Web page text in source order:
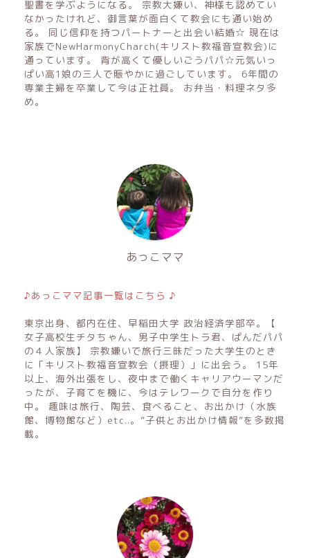
聖書を学ぶようになる。 宗教大嫌い、神様も認めてい
なかったけれど、御言葉が面白くて教会にも通い始め
る。 同じ信仰を持つパートナーと出会い結婚☆ 現在は
家族でNewHarmonyCharch(キリスト教福音宣教会)に
通っています。 背が高くて優しいごうパパ☆元気いっ
ぱい高1娘の三人で賑やかに過ごしています。 6年間の
専業主婦を卒業して今は正社員。 お弁当・料理ネタ多
め。
あっこママ
♪あっこママ記事一覧はこちら ♪
東京出身、都内在住、早稲田大学 政治経済学部卒。【
女子高校生チタちゃん、男子中学生トラ君、ぱんだパパ
の４人家族】 宗教嫌いで旅行三昧だった大学生のとき
に「キリスト教福音宣教会（摂理）」に出会う。 15年
以上、海外出張をし、夜中まで働くキャリアウーマンだ
ったが、子育てを機に、今はテレワークで自分を作り
中。 趣味は旅行、陶芸、食べること、お出かけ（水族
館、博物館など）etc..。”子供とお出かけ情報”を多数掲
載。